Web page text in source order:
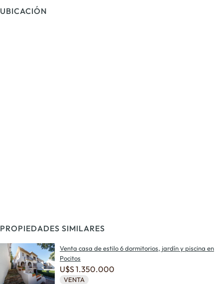
UBICACIÓN
PROPIEDADES SIMILARES
Venta casa de estilo 6 dormitorios, jardín y piscina en
Pocitos
U$S 1.350.000
VENTA